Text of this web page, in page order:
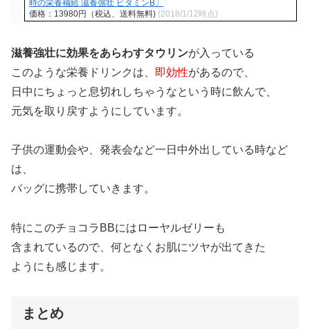
時の栄養補給 滋養強壮 ビタミンB〕
価格：13980円（税込、送料無料) (2018/1/12時点)
滋養強壮に効果をあらわすタウリンが入っている
このような栄養ドリンクは、
即効性があるので、
日中にちょっと息切れしちゃうなという時に飲んで、
元気を取り戻すようにしています。
子供の運動会や、発表会など一日中外出している時など
は、
バッグに携帯していきます。
特にこのチョコラBBにはローヤルゼリーも
含まれているので、何となくお肌にツヤが出てきた
ようにも感じます。
まとめ